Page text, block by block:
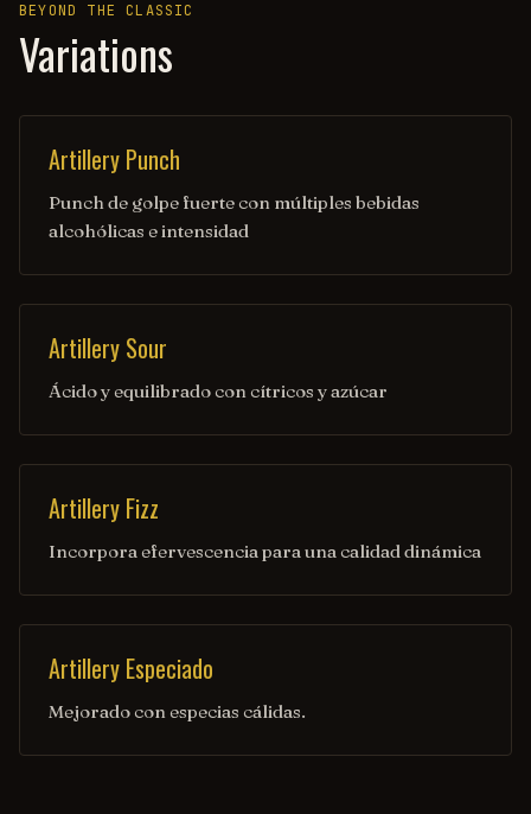
BEYOND THE CLASSIC
Variations
Artillery Punch
Punch de golpe fuerte con múltiples bebidas
alcohólicas e intensidad
Artillery Sour
Ácido y equilibrado con cítricos y azúcar
Artillery Fizz
Incorpora efervescencia para una calidad dinámica
Artillery Especiado
Mejorado con especias cálidas.